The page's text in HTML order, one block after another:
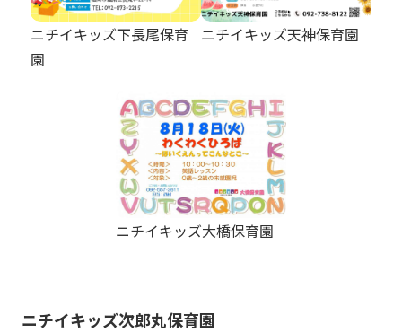
ニチイキッズ下長尾保育
園
ニチイキッズ天神保育園
ニチイキッズ大橋保育園
ニチイキッズ次郎丸保育園